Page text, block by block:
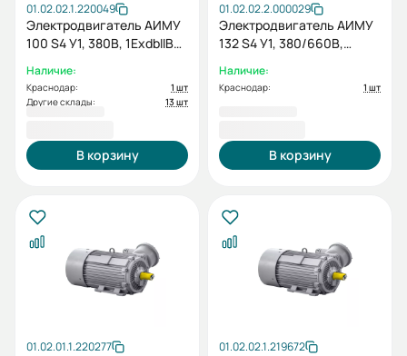
01.02.02.1.220049
Электродвигатель АИМУ
100 S4 У1, 380В, 1ExdbIIBT4
Наличие:
Краснодар:
1 шт
Другие склады:
13 шт
В корзину
01.02.02.2.000029
Электродвигатель АИМУ
132 S4 У1, 380/660В,
без силового кабельного
ввода, подшипники SKF,
Наличие:
Краснодар: 1 шт
В корзину
01.02.01.1.220277 01.02.02.1.219672